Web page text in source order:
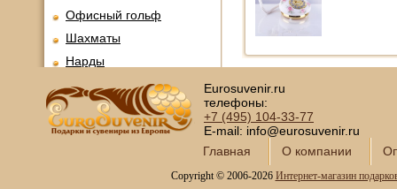
Офисный гольф
Шахматы
Нарды
Фарфоровые куклы
Из России с любовью
Подзорные трубы и
Eurosuvenir.ru
телефоны:
+7 (495) 104-33-77
E-mail: info@eurosuvenir.ru
Главная
О компании
Copyright © 2006-2026 Интернет-магазин